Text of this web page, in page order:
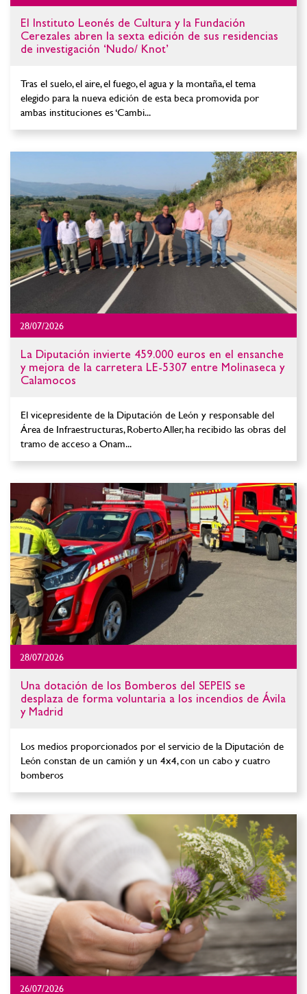
El Instituto Leonés de Cultura y la Fundación
Cerezales abren la sexta edición de sus residencias
de investigación ‘Nudo/ Knot’
Tras el suelo, el aire, el fuego, el agua y la montaña, el tema
elegido para la nueva edición de esta beca promovida por
ambas instituciones es ‘Cambi...
28/07/2026
La Diputación invierte 459.000 euros en el ensanche
y mejora de la carretera LE-5307 entre Molinaseca y
Calamocos
El vicepresidente de la Diputación de León y responsable del
Área de Infraestructuras, Roberto Aller, ha recibido las obras del
tramo de acceso a Onam...
28/07/2026
Una dotación de los Bomberos del SEPEIS se
desplaza de forma voluntaria a los incendios de Ávila
y Madrid
Los medios proporcionados por el servicio de la Diputación de
León constan de un camión y un 4x4, con un cabo y cuatro
bomberos
26/07/2026